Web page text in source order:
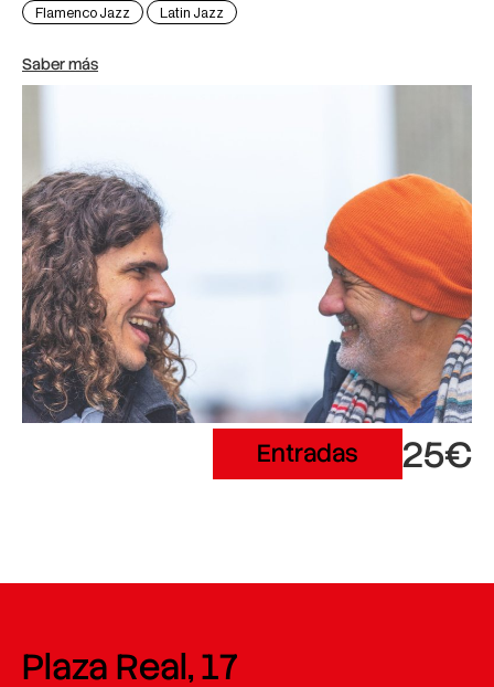
Flamenco Jazz Latin Jazz
Saber más
Entradas 25€
Plaza Real, 17